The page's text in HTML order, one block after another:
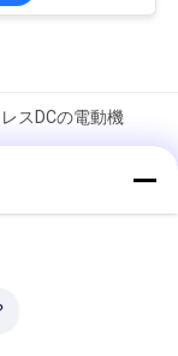
スDCの電動機
の金属の惑星
ネタリ・ギア モ